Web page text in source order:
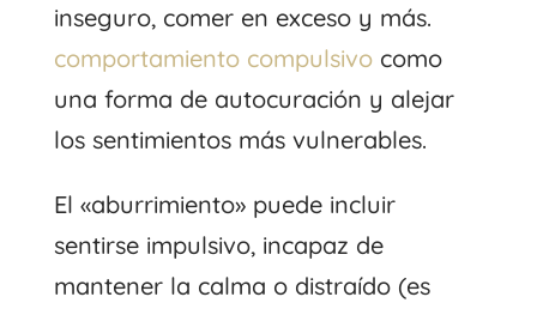
inseguro, comer en exceso y más.
comportamiento compulsivocomo
una forma de autocuración y alejar
los sentimientos más vulnerables.
El «aburrimiento» puede incluir
sentirse impulsivo, incapaz de
mantener la calma o distraído (es